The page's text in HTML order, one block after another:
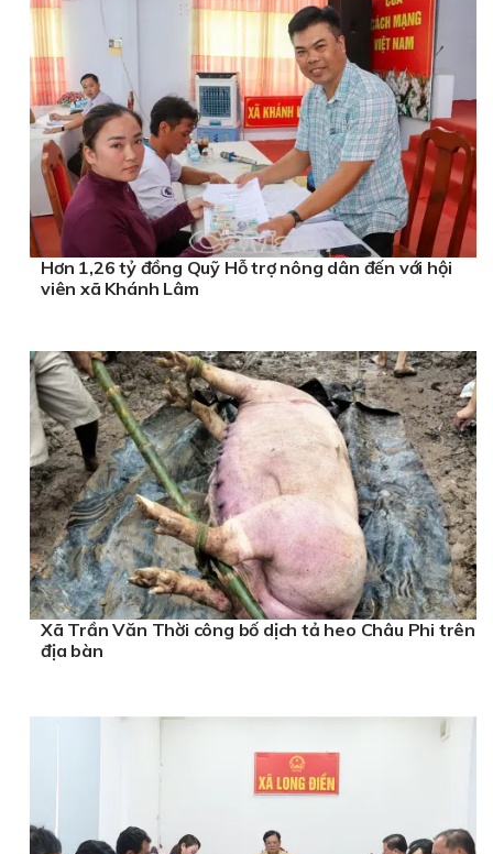
Hơn 1,26 tỷ đồng Quỹ Hỗ trợ nông dân đến với hội
viên xã Khánh Lâm
Xã Trần Văn Thời công bố dịch tả heo Châu Phi trên
địa bàn